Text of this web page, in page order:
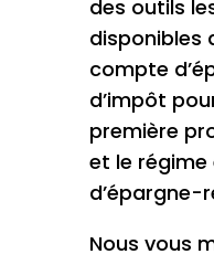
des outils
disponibles
compte
d’impôt
première
et le
d’épargne-
Nous vous